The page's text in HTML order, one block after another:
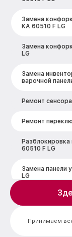
Замена
KA 60510 F LG
Замена
LG
Замена
варочной
Ремонт
Ремонт
Разблокировка
60510 F LG
Замена панели
LG
Ремонт модуля
Замена
Принимаем